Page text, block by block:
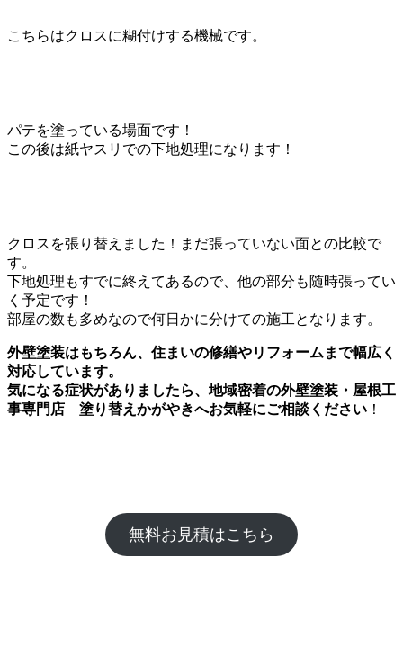
こちらはクロスに糊付けする機械です。
パテを塗っている場面です！
この後は紙ヤスリでの下地処理になります！
クロスを張り替えました！まだ張っていない面との比較で
す。
下地処理もすでに終えてあるので、他の部分も随時張ってい
く予定です！
部屋の数も多めなので何日かに分けての施工となります。
外壁塗装はもちろん、住まいの修繕やリフォームまで幅広く
対応しています。
気になる症状がありましたら、地域密着の外壁塗装・屋根工
事専門店 塗り替えかがやきへお気軽にご相談ください ！
無料お見積はこちら